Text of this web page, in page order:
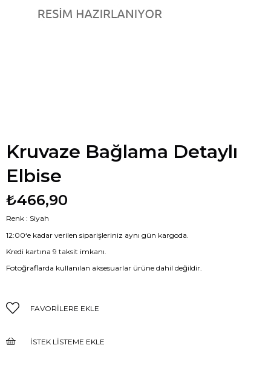
Kruvaze Bağlama Detaylı
Elbise
₺466,90
Renk : Siyah
12:00‘e kadar verilen siparişleriniz aynı gün kargoda.
Kredi kartına 9 taksit imkanı.
Fotoğraflarda kullanılan aksesuarlar ürüne dahil değildir.
FAVORILERE EKLE
İSTEK LISTEME EKLE